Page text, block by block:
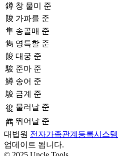
鐏 창 물미 준
陖 가파를 준
隼 송골매 준
雋 영특할 준
餕 대궁 준
駿 준마 준
鱒 송어 준
鵔 금계 준
𢓭 물러날 준
𨶊 뛰어날 준
대법원 전자가족관계등록시스템
업데이트 됩니다.